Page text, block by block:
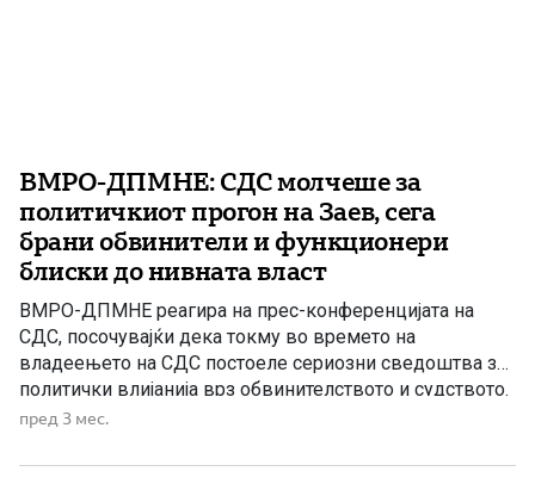
ВМРО-ДПМНЕ: СДС молчеше за
политичкиот прогон на Заев, сега
брани обвинители и функционери
блиски до нивната власт
ВМРО-ДПМНЕ реагира на прес-конференцијата на
СДС, посочувајќи дека токму во времето на
владеењето на СДС постоеле сериозни сведоштва за
политички влијанија врз обвинителството и судството.
Според партијата, обвинителката Лејла Кадриу од
Радмила Шеќеринска навечер оделе во канцелариите
пред 3 мес.